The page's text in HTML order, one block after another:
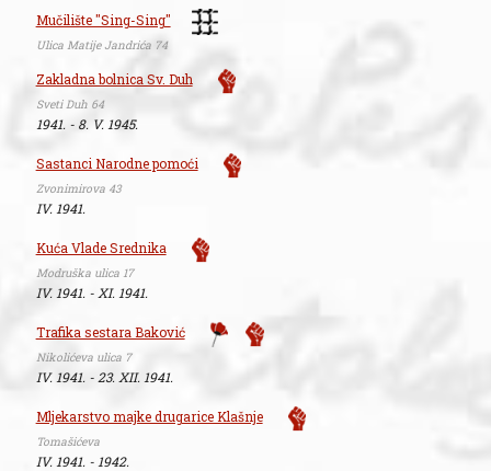
Mučilište "Sing-Sing"
Ulica Matije Jandrića 74
Zakladna bolnica Sv. Duh
Sveti Duh 64
1941. - 8. V. 1945.
Sastanci Narodne pomoći
Zvonimirova 43
IV. 1941.
Kuća Vlade Srednika
Modruška ulica 17
IV. 1941. - XI. 1941.
Trafika sestara Baković
Nikolićeva ulica 7
IV. 1941. - 23. XII. 1941.
Mljekarstvo majke drugarice Klašnje
Tomašićeva
IV. 1941. - 1942.